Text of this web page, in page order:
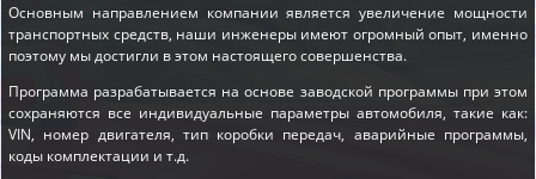
Основным направлением компании является увеличение мощности
транспортных средств, наши инженеры имеют огромный опыт, именно
поэтому мы достигли в этом настоящего совершенства.
Программа разрабатывается на основе заводской программы при этом
сохраняются все индивидуальные параметры автомобиля, такие как:
VIN, номер двигателя, тип коробки передач, аварийные программы,
коды комплектации и т.д.